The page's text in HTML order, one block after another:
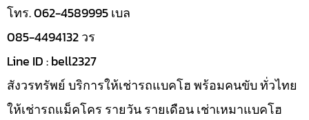
โทร. 062-4589995 เบล
085-4494132 วร
Line ID : bell2327
สังวรทรัพย์ บริการให้เช่ารถแบคโฮ พร้อมคนขับ ทั่วไทย
ให้เช่ารถแม็คโคร รายวัน รายเดือน เช่าเหมาแบคโฮ